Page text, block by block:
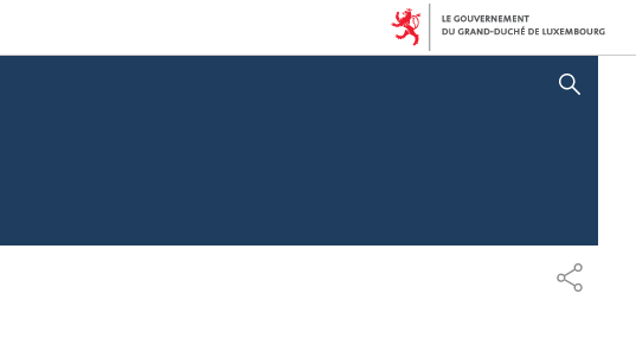
AFFICHER / MASQUER LA RECHERCHE
P
A